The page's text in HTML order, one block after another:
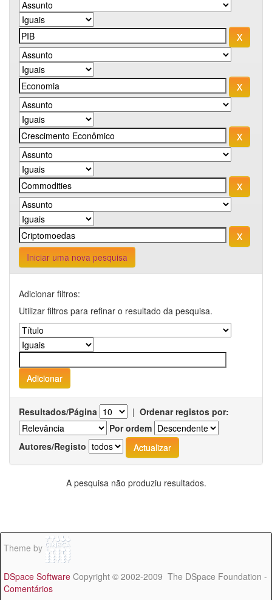
Iniciar uma nova pesquisa
Adicionar filtros:
Utilizar filtros para refinar o resultado da pesquisa.
Resultados/Página | Ordenar registos por:
Por ordem
Autores/Registo
A pesquisa não produziu resultados.
Theme by
DSpace Software Copyright © 2002-2009 The DSpace Foundation -
Comentários